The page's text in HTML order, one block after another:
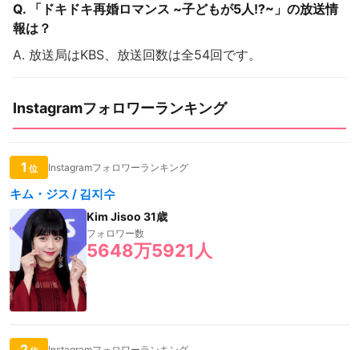
Q. 「ドキドキ再婚ロマンス ~子どもが5人!?~」の放送情
報は？
A. 放送局はKBS、放送回数は全54回です。
Instagramフォロワーランキング
1 位 Instagramフォロワーランキング
キム・ジス / 김지수
Kim Jisoo 31歳
フォロワー数
5648万5921人